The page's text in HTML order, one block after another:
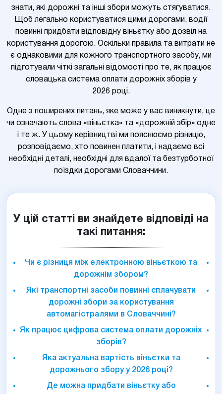
знати, які дорожні та інші збори можуть стягуватися.
Щоб легально користуватися цими дорогами, водії
повинні придбати відповідну віньєтку або дозвіл на
користування дорогою. Оскільки правила та витрати не
є однаковими для кожного транспортного засобу, ми
підготували чіткі загальні відомості про те, як працює
словацька система оплати дорожніх зборів у
2026 році.
Одне з поширених питань, яке може у вас виникнути, це
чи означають слова «віньєтка» та «дорожній збір» одне
і те ж. У цьому керівництві ми пояснюємо різницю,
розповідаємо, хто повинен платити, і надаємо всі
необхідні деталі, необхідні для вдалої та безтурботної
поїздки дорогами Словаччини.
У цій статті ви знайдете відповіді на
такі питання:
Чи є різниця між електронною віньєткою та
дорожнім збором?
Які транспортні засоби повинні сплачувати
дорожні збори за користування
автомагістралями в Словаччині?
Як працює цифрова система оплати дорожніх
зборів?
Яка актуальна вартість віньєтки та
дорожнього збору у 2026 році?
Де можна придбати віньєтку або